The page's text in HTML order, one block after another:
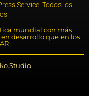
Service. Todos los
mundial con más
desarrollo que en los